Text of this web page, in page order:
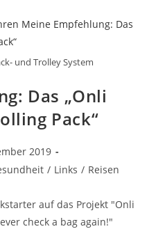
und Trolley System
Das „Onli
Pack“
2019
/ Links / Reisen
auf das Projekt "Onli
check a bag again!"